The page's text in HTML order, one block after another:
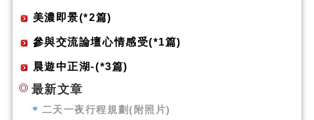
美濃即景(*2篇)
參與交流論壇心情感受(*1篇)
晨遊中正湖-(*3篇)
最新文章
二天一夜行程規劃(附照片)